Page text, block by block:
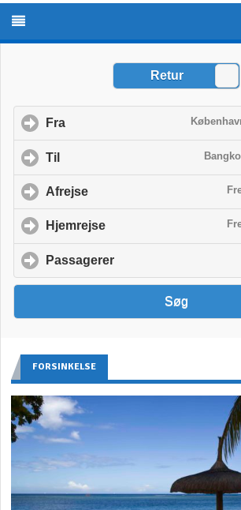
FORSINKELSE